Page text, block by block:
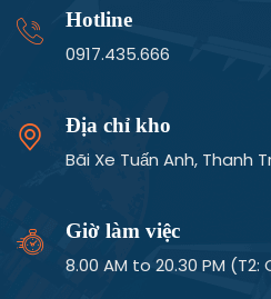
Hotline
0917.435.666
Địa chỉ kho
Bãi Xe Tuấn Anh, Thanh
Giờ làm việc
8.00 AM to 20.30 PM (T2: